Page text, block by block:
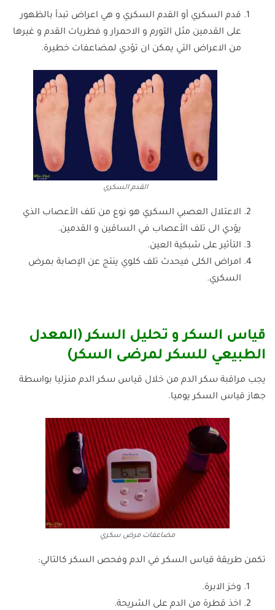
قدم السكري أو القدم السكري و هي اعراض تبدأ بالظهور
على القدمين مثل التورم و الاحمرار و فطريات القدم و غيرها
من الاعراض التي يمكن ان تؤدي لمضاعفات خطيرة.
القدم السكري
الاعتلال العصبي السكري هو نوع من تلف الأعصاب الذي
يؤدي الى تلف الأعصاب في الساقين و القدمين.
التأثير على شبكية العين.
امراض الكلى فيحدث تلف كلوي ينتج عن الإصابة بمرض
السكري.
قياس السكر و تحليل السكر (المعدل
الطبيعي للسكر لمرضى السكر)
يجب مراقبة سكر الدم من خلال قياس سكر الدم منزليا بواسطة
جهاز قياس السكر يوميا.
مضاعفات مرض سكري
تكمن طريقة قياس السكر في الدم وفحص السكر كالتالي:
وخز الابرة.
اخذ قطرة من الدم على الشريحة.